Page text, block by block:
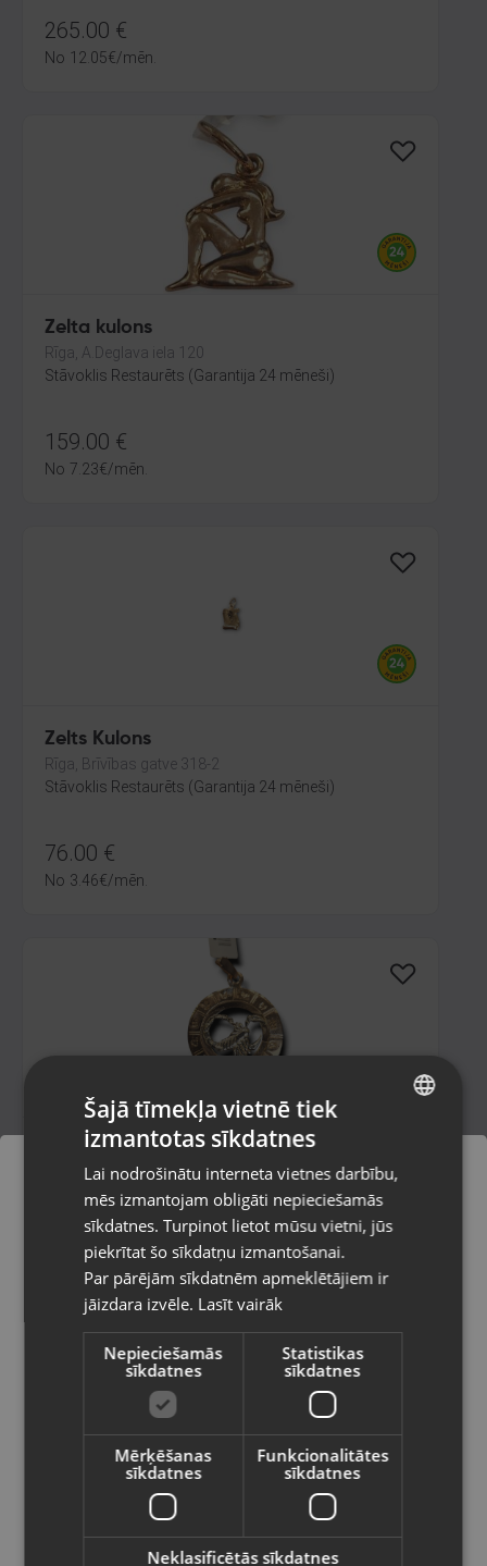
265.00 €
No 12.05€/mēn.
Zelta kulons
Rīga, A.Deglava iela 120
Stāvoklis Restaurēts (Garantija 24 mēneši)
159.00 €
No 7.23€/mēn.
Zelts Kulons
Rīga, Brīvības gatve 318-2
Stāvoklis Restaurēts (Garantija 24 mēneši)
76.00 €
No 3.46€/mēn.
Zelta Kulons
Jūrmala, Ventspils šos. 32
Stāvoklis Restaurēts (Garantija 24 mēneši)
318.00€
€ /mēn.
Zelta Kulons
Pasūtījumi tiks piegādāti uz
izvēlēto valsti
Vietnes saturs būs attēlots izvēlētajā
valodā
Valsts
Latviešu / Latvian
RUSSIAN
Šajā tīmekļa vietnē tiek
izmantotas sīkdatnes
Lai nodrošinātu interneta vietnes darbību,
mēs izmantojam obligāti nepieciešamās
sīkdatnes. Turpinot lietot mūsu vietni, jūs
piekrītat šo sīkdatņu izmantošanai.
Par pārējām sīkdatnēm apmeklētājiem ir
jāizdara izvēle. Lasīt vairāk
Nepieciešamās
sīkdatnes
Statistikas
sīkdatnes
Mērķēšanas
sīkdatnes
Funkcionalitātes
sīkdatnes
Neklasificētās sīkdatnes